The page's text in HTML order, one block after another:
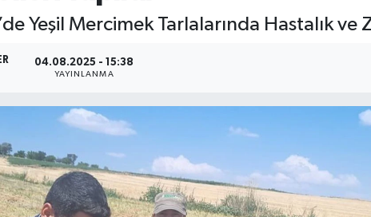
Yeşil Mercimek Tarlalarında Hastalık ve
04.08.2025 - 15:38
YAYINLANMA